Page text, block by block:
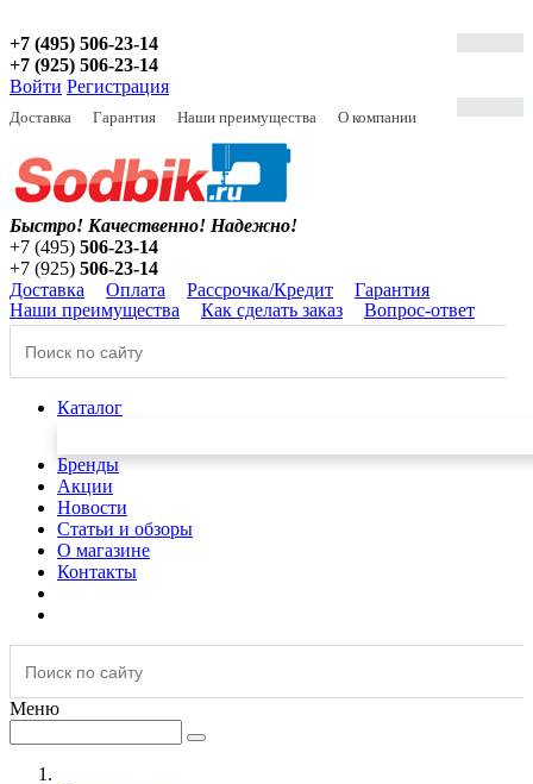
+7 (495) 506-23-14
+7 (925) 506-23-14
Войти Регистрация
Доставка Гарантия Наши преимущества О компании
Быстро! Качественно! Надежно!
+7 (495) 506-23-14
+7 (925) 506-23-14
Доставка
Оплата Рассрочка/Кредит
Гарантия
Наши преимущества
Как сделать заказ Вопрос-ответ
Каталог
Бренды
Акции
Новости
Статьи и обзоры
О магазине
Контакты
Меню